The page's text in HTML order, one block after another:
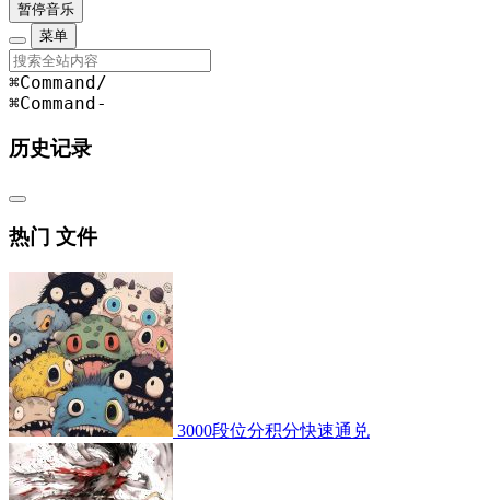
暂停音乐
菜单
⌘Command /
⌘Command -
历史记录
热门 文件
3000段位分积分快速通兑